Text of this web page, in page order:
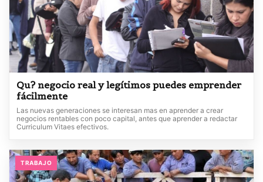
Qu? negocio real y legítimos puedes emprender
fácilmente
Las nuevas generaciones se interesan mas en aprender a crear
negocios rentables con poco capital, antes que aprender a redactar
Curriculum Vitaes efectivos.
TRABAJO